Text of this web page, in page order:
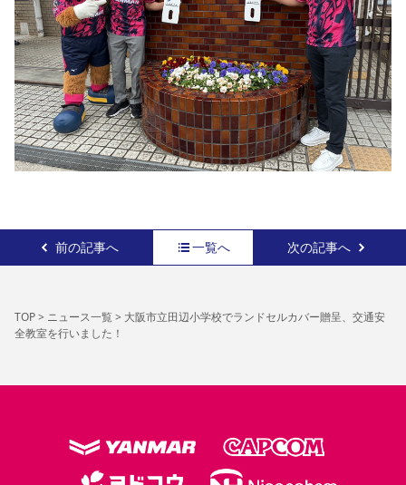
前の記事へ 一覧へ 次の記事へ
TOP> ニュース一覧> 大阪市立田辺小学校でランドセルカバー贈呈、交通安
全教室を行いました！